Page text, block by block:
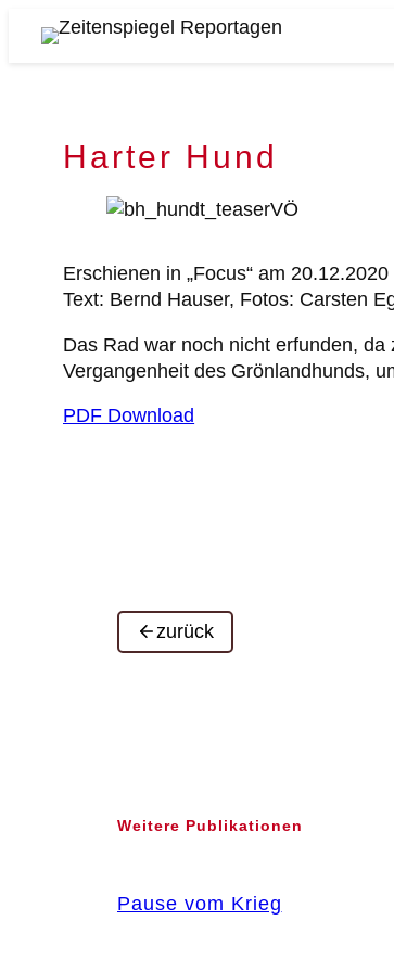
InhaltZeitenspiegel
Harter Hund
Erschienen in „Focus“ am 20.12.2020
Text: Bernd Hauser, Fotos: Carsten
Das Rad war noch nicht erfunden,
Vergangenheit des Grönlandhunds,
PDF Download
zurück
Weitere Publikationen
Pause vom Krieg